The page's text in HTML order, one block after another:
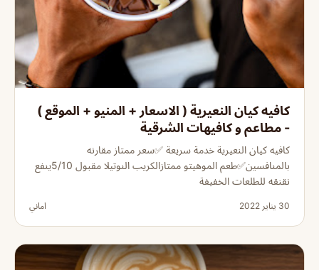
كافيه كيان النعيرية ( الاسعار + المنيو + الموقع )
- مطاعم و كافيهات الشرقية
كافيه كيان النعيرية خدمة سريعة ✅سعر ممتاز مقارنه
بالمنافسين✅طعم الموهيتو ممتازالكريب النوتيلا مقبول 5/10ينفع
نقنقه للطلعات الخفيفة
30 يناير 2022 اماني